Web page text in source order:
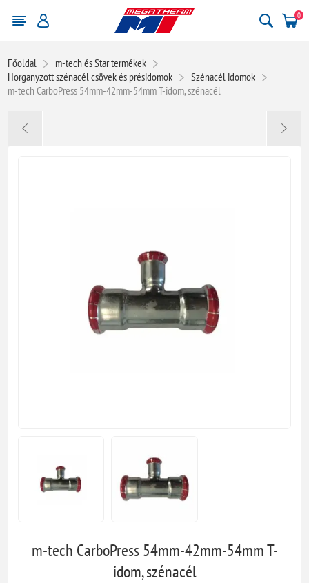
0
Főoldal
m-tech és Star termékek
Horganyzott szénacél csövek és présidomok
Szénacél idomok
m-tech CarboPress 54mm-42mm-54mm T-idom, szénacél
m-tech CarboPress 54mm-42mm-54mm T-
idom, szénacél